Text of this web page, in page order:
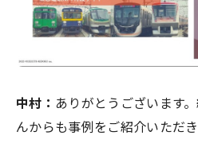
中村： ありがとうございます
んからも事例をご紹介いただき